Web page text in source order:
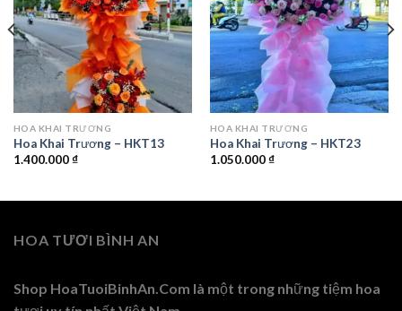
HOA KHAI TRƯƠNG
Hoa Khai Trương – HKT13
1.400.000₫
HOA KHAI TRƯƠNG
Hoa Khai Trương – HKT23
1.050.000₫
HOA TƯƠI BÌNH AN
Shop HoaTuoiBinhAn.Com là một trong những tiệm hoa